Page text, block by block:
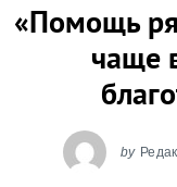
«Помощь
чаще
by